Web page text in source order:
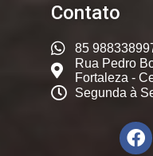
Contato
85
Rua Pedro
Fortaleza -
Segunda à